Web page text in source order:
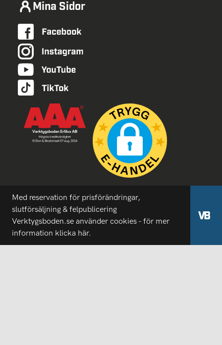
Mina Sidor
Med reservation för prisförändringar,
slutförsäljning & felpublicering
Verktygsboden.se använder cookies - för mer
information klicka här.